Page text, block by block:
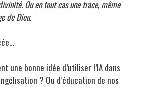
Ou en tout cas une trace, même
de Dieu.
une bonne idée d’utiliser l’IA dans
? Ou d’éducation de nos